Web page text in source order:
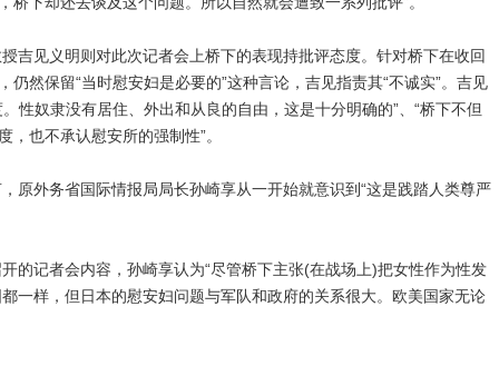
见义明则对此次记者会上桥下的表现持批评态度。针对桥下在收回
仍然保留“当时慰安妇是必要的”这种言论，吉见指责其“不诚实”。吉见
性奴隶没有居住、外出和从良的自由，这是十分明确的”、“桥下不但
也不承认慰安所的强制性”。
外务省国际情报局局长孙崎享从一开始就意识到“这是践踏人类尊严
记者会内容，孙崎享认为“尽管桥下主张(在战场上)把女性作为性发
一样，但日本的慰安妇问题与军队和政府的关系很大。欧美国家无论